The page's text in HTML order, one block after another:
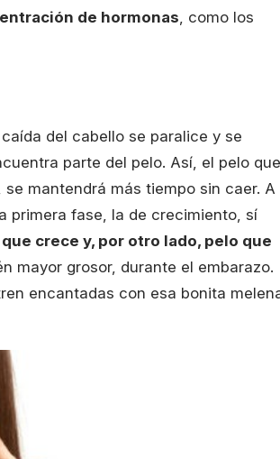
de hormonas , como los
del cabello se paralice y se
parte del pelo. Así, el pelo que
mantendrá más tiempo sin caer. A
primera fase, la de crecimiento, sí
crece y, por otro lado, pelo que
mayor grosor, durante el embarazo.
encantadas con esa bonita